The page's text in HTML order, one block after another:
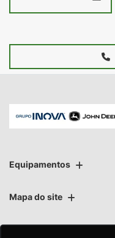
potência, economia e
Folheteria